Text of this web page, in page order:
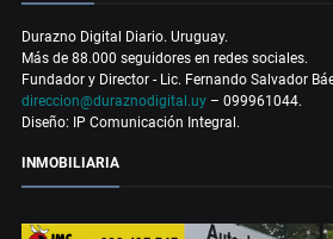
Durazno Digital Diario. Uruguay.
Más de 88.000 seguidores en redes sociales.
Fundador y Director - Lic. Fernando Salvador
direccion@duraznodigital.uy – 099961044.
Diseño: IP Comunicación Integral.
INMOBILIARIA